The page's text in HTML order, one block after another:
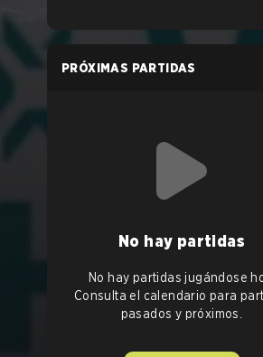
PRÓXIMAS PARTIDAS
No hay partidas
No hay partidas jugándose
Consulta el calendario para
pasados y próximos.